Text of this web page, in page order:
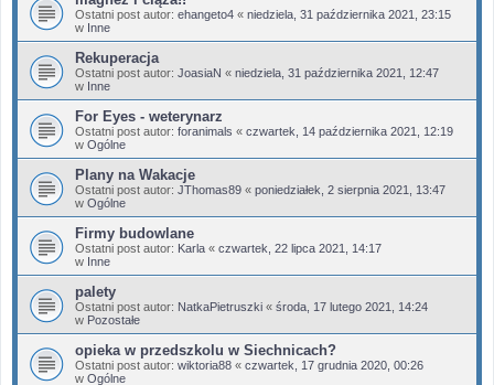
Ostatni post autor: ehangeto4 « niedziela, 31 października 2021, 23:15
w Inne
Rekuperacja
Ostatni post autor: JoasiaN « niedziela, 31 października 2021, 12:47
w Inne
For Eyes - weterynarz
Ostatni post autor: foranimals « czwartek, 14 października 2021, 12:19
w Ogólne
Plany na Wakacje
Ostatni post autor: JThomas89 « poniedziałek, 2 sierpnia 2021, 13:47
w Ogólne
Firmy budowlane
Ostatni post autor: Karla « czwartek, 22 lipca 2021, 14:17
w Inne
palety
Ostatni post autor: NatkaPietruszki « środa, 17 lutego 2021, 14:24
w Pozostałe
opieka w przedszkolu w Siechnicach?
Ostatni post autor: wiktoria88 « czwartek, 17 grudnia 2020, 00:26
w Ogólne